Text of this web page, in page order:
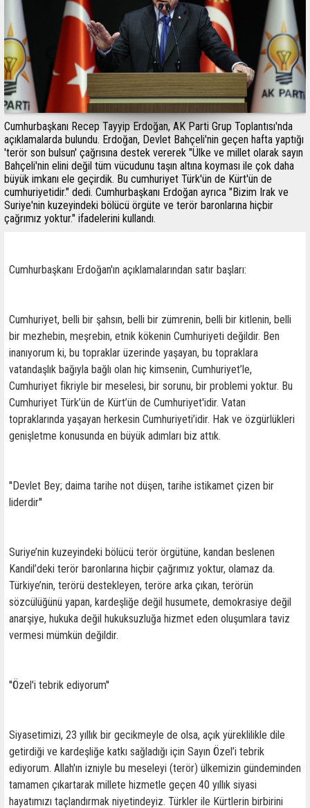
Cumhurbaşkanı Recep Tayyip Erdoğan, AK Parti Grup Toplantısı'nda
açıklamalarda bulundu. Erdoğan, Devlet Bahçeli'nin geçen hafta yaptığı
'terör son bulsun' çağrısına destek vererek "Ülke ve millet olarak sayın
Bahçeli'nin elini değil tüm vücudunu taşın altına koyması ile çok daha
büyük imkanı ele geçirdik. Bu cumhuriyet Türk'ün de Kürt'ün de
cumhuriyetidir." dedi. Cumhurbaşkanı Erdoğan ayrıca "Bizim Irak ve
Suriye'nin kuzeyindeki bölücü örgüte ve terör baronlarına hiçbir
çağrımız yoktur." ifadelerini kullandı.
Cumhurbaşkanı Erdoğan'ın açıklamalarından satır başları:
Cumhuriyet, belli bir şahsın, belli bir zümrenin, belli bir kitlenin, belli
bir mezhebin, meşrebin, etnik kökenin Cumhuriyeti değildir. Ben
inanıyorum ki, bu topraklar üzerinde yaşayan, bu topraklara
vatandaşlık bağıyla bağlı olan hiç kimsenin, Cumhuriyet’le,
Cumhuriyet fikriyle bir meselesi, bir sorunu, bir problemi yoktur. Bu
Cumhuriyet Türk’ün de Kürt’ün de Cumhuriyet'idir. Vatan
topraklarında yaşayan herkesin Cumhuriyeti’idir. Hak ve özgürlükleri
genişletme konusunda en büyük adımları biz attık.
''Devlet Bey; daima tarihe not düşen, tarihe istikamet çizen bir
liderdir''
Suriye’nin kuzeyindeki bölücü terör örgütüne, kandan beslenen
Kandil’deki terör baronlarına hiçbir çağrımız yoktur, olamaz da.
Türkiye’nin, terörü destekleyen, teröre arka çıkan, terörün
sözcülüğünü yapan, kardeşliğe değil husumete, demokrasiye değil
anarşiye, hukuka değil hukuksuzluğa hizmet eden oluşumlara taviz
vermesi mümkün değildir.
''Özel'i tebrik ediyorum''
Siyasetimizi, 23 yıllık bir gecikmeyle de olsa, açık yüreklilikle dile
getirdiği ve kardeşliğe katkı sağladığı için Sayın Özel’i tebrik
ediyorum. Allah'ın izniyle bu meseleyi (terör) ülkemizin gündeminden
tamamen çıkartarak millete hizmetle geçen 40 yıllık siyasi
hayatımızı taçlandırmak niyetindeyiz. Türkler ile Kürtlerin birbirini